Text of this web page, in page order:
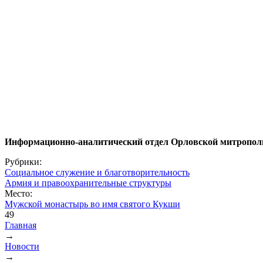
Информационно-аналитический отдел Орловской
Рубрики:
Социальное служение и благотворительность
Армия и правоохранительные структуры
Место:
Мужской монастырь во имя святого Кукши
49
Вы здесь
Главная
→
Новости
→